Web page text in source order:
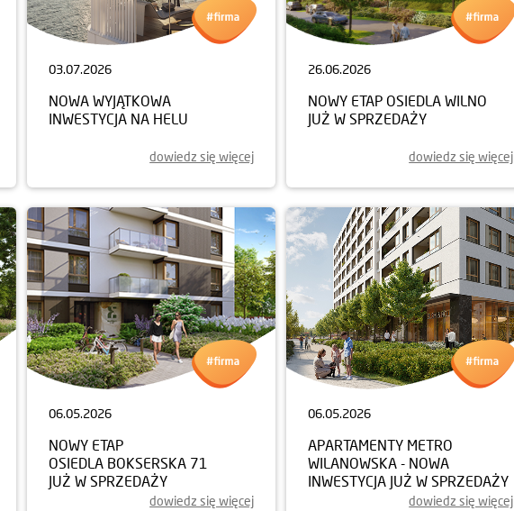
03.07.2026
NOWA WYJĄTKOWA
INWESTYCJA NA HELU
dowiedz się więcej
26.06.2026
NOWY ETAP OSIEDLA WILNO
JUŻ W SPRZEDAŻY
dowiedz się więcej
06.05.2026
NOWY ETAP
OSIEDLA BOKSERSKA 71
JUŻ W SPRZEDAŻY
dowiedz się więcej
06.05.2026
APARTAMENTY METRO
WILANOWSKA - NOWA
INWESTYCJA JUŻ W SPRZEDAŻY
dowiedz się więcej